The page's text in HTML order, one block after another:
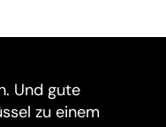
Und gute
zu einem